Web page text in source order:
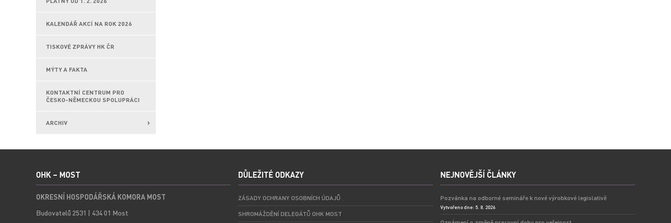
KALENDÁŘ AKCÍ NA ROK 2026
TISKOVÉ ZPRÁVY HK ČR
MÝTY A FAKTA
KONTAKTNÍ CENTRUM PRO
ČESKO-NĚMECKOU SPOLUPRÁCI
ARCHIV
OHK – MOST
OKRESNÍ HOSPODÁŘSKÁ KOMORA MOST
Budovatelů 2531 | 434 01 Most
DŮLEŽITÉ ODKAZY
ZÁSADY OCHRANY OSOBNÍCH ÚDAJŮ
SHROMÁŽDĚNÍ DELEGÁTŮ OHK MOST
NEJNOVĚJŠÍ ČLÁNKY
Pozvánka na odborné semináře k nové výrobkové legislativě
Vytvořeno dne: 5. 8. 2026